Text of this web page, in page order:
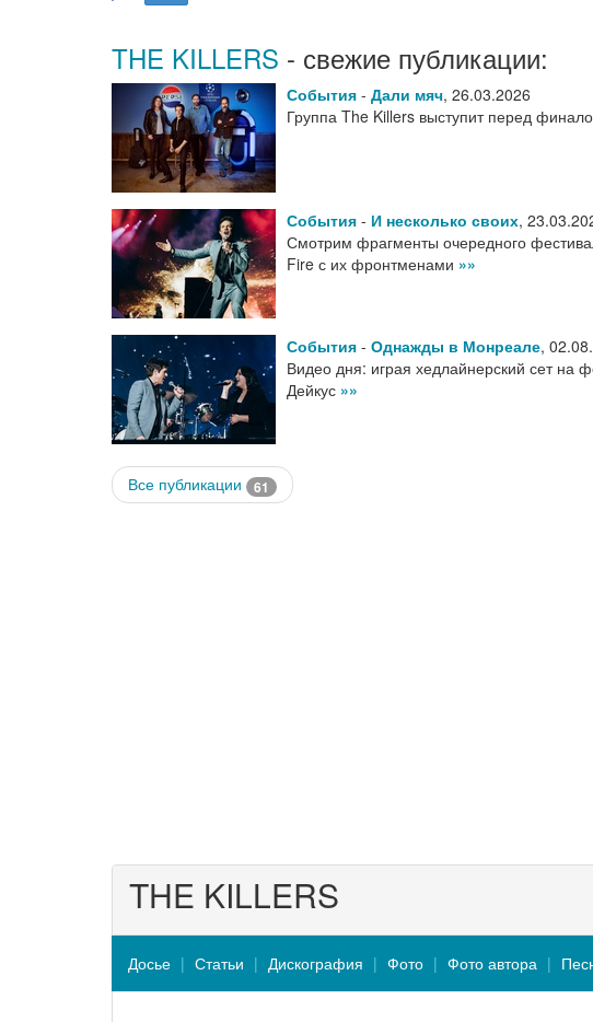
THE KILLERS - свежие публикации:
События - Дали мяч, 26.03.2026
Группа The Killers выступит перед
События - И несколько своих,
Смотрим фрагменты очередного
Fire с их фронтменами »»
События - Однажды в Монреале,
Видео дня: играя хедлайнерский сет на
Дейкус »»
Все публикации 61
THE KILLERS
Досье Статьи Дискография Фото Фото автора